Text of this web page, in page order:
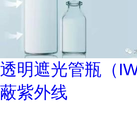
透明遮光管瓶（
蔽紫外线